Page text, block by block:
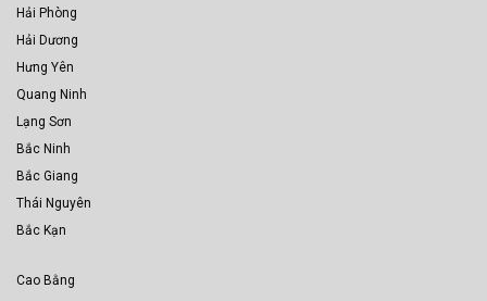
Hải Phòng
Hải Dương
Hưng Yên
Quang Ninh
Lạng Sơn
Bắc Ninh
Bắc Giang
Thái Nguyên
Bắc Kạn
Cao Bằng